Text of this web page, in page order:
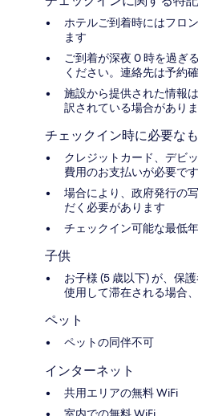
ホテルご到着時にはフロ
ます
ご到着が深夜 0 時を過ぎ
ください。連絡先は予約
施設から提供された情報
訳されている場合があり
チェックイン時に必要な
クレジットカード、デビ
費用のお支払いが必要です
場合により、政府発行の
だく必要があります
チェックイン可能な最低
子供
お子様 (5 歳以下) が、保
使用して滞在される場合
ペット
ペットの同伴不可
インターネット
共用エリアの無料 WiFi